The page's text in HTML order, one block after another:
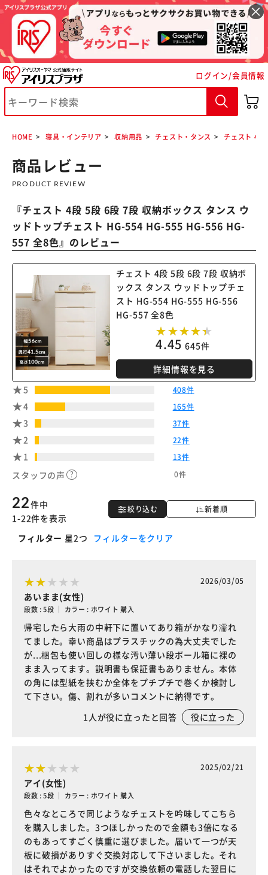
ログイン/会員情報
HOME 寝具・インテリア 収納用品 チェスト・タンス チェスト 4
商品レビュー
PRODUCT REVIEW
『チェスト 4段 5段 6段 7段 収納ボックス タンス ウ
ッドトップチェスト HG-554 HG-555 HG-556 HG-
557 全8色』のレビュー
チェスト 4段 5段 6段 7段 収納ボ
ックス タンス ウッドトップチェ
スト HG-554 HG-555 HG-556
HG-557 全8色
4.45 645件
詳細情報を見る
5
408件
4 165件
3 37件
2 22件
1 13件
スタッフの声 0件
絞り込む 新着順
22件中
1-22件を表示
フィルター 星2つ フィルターをクリア
2026/03/05
あいまま(女性)
段数 : 5段 ｜ カラー : ホワイト 購入
帰宅したら大雨の中軒下に置いてあり箱がかなり濡れ
てました。幸い商品はプラスチックの為大丈夫でした
が...梱包も使い回しの様な汚い薄い段ボール箱に裸の
まま入ってます。説明書も保証書もありません。本体
の角には型紙を挟むか全体をプチプチで巻くか検討し
て下さい。傷、割れが多いコメントに納得です。
1人が役に立ったと回答 役に立った
2025/02/21
アイ(女性)
段数 : 5段 ｜ カラー : ホワイト 購入
色々なところで同じようなチェストを吟味してこちら
を購入しました。3つほしかったので金額も3倍になる
のもあってすごく慎重に選びました。届いて一つが天
板に破損がありすぐ交換対応して下さいました。それ
はそれでよかったのですが交換依頼の電話した翌日に
※ご確認ください
カートに入れる 購入手続きへ